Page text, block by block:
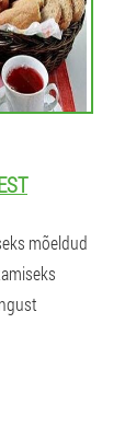
mõeldud